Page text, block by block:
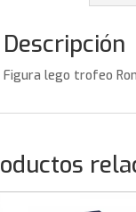
Descripción
Figura lego trofeo